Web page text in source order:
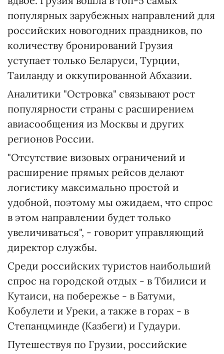
популярных зарубежных направлений для
российских новогодних праздников, по
количеству бронирований Грузия
уступает только Беларуси, Турции,
Таиланду и оккупированной Абхазии.
Аналитики "Островка" связывают рост
популярности страны с расширением
авиасообщения из Москвы и других
регионов России.
"Отсутствие визовых ограничений и
расширение прямых рейсов делают
логистику максимально простой и
удобной, поэтому мы ожидаем, что спрос
в этом направлении будет только
увеличиваться", - говорит управляющий
директор службы.
Среди российских туристов наибольший
спрос на городской отдых - в Тбилиси и
Кутаиси, на побережье - в Батуми,
Кобулети и Уреки, а также в горах - в
Степанцминде (Казбеги) и Гудаури.
Путешествуя по Грузии, российские